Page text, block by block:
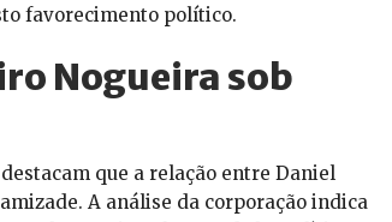
favorecimento político.
Nogueira sob
que a relação entre Daniel
A análise da corporação indica